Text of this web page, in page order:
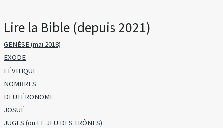
Lire la Bible (depuis 2021)
GENÈSE (mai 2018)
EXODE
LÉVITIQUE
NOMBRES
DEUTÉRONOME
JOSUÉ
JUGES (ou LE JEU DES TRÔNES)